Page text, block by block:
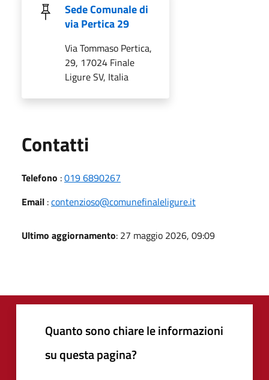
Sede Comunale di
via Pertica 29
Via Tommaso Pertica,
29, 17024 Finale
Ligure SV, Italia
Contatti
Telefono :019 6890267
Email :contenzioso@comunefinaleligure.it
Ultimo aggiornamento: 27 maggio 2026, 09:09
Quanto sono chiare le informazioni
su questa pagina?